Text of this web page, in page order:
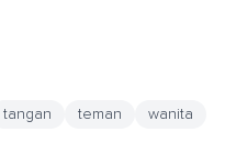
tangan teman
wanita